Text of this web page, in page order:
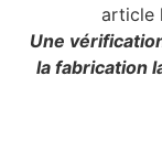
article
Une
la fabrication